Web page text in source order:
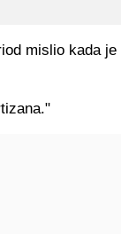
mislio kada je